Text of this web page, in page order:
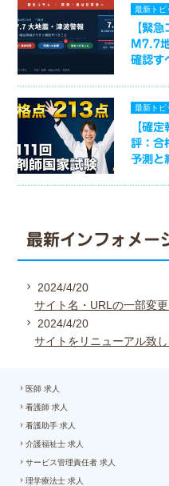
最新トピ
【緊
M7.7
確認す
最新トピ
【確
評：合
予測と
最新インフォメー
2024/4/20
サイト名・URLの一部変
2024/4/20
サイトをリニューアル致し
医師 求人
看護師 求人
看護助手 求人
介護福祉士 求人
サービス管理責任者 求人
理学療法士 求人